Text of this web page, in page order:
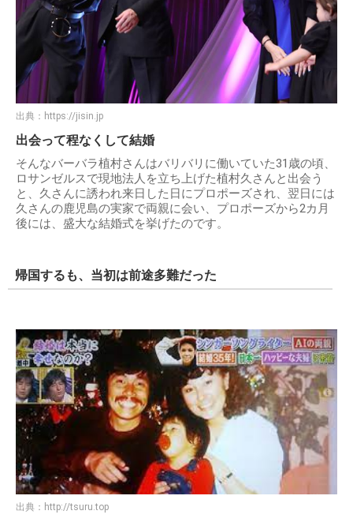
出典： https://jisin.jp
出会って程なくして結婚
そんなバーバラ植村さんはバリバリに働いていた31歳の頃、
ロサンゼルスで現地法人を立ち上げた植村久さんと出会う
と、久さんに誘われ来日した日にプロポーズされ、翌日には
久さんの鹿児島の実家で両親に会い、プロポーズから2カ月
後には、盛大な結婚式を挙げたのです。
帰国するも、当初は前途多難だった
出典： http://tsuru.top